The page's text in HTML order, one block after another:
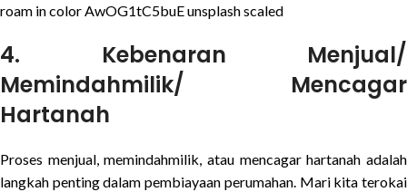
roam in color AwOG1tC5buE unsplash scaled
4. Kebenaran Menjual/
Memindahmilik/ Mencagar
Hartanah
Proses menjual, memindahmilik, atau mencagar hartanah adalah
langkah penting dalam pembiayaan perumahan. Mari kita terokai